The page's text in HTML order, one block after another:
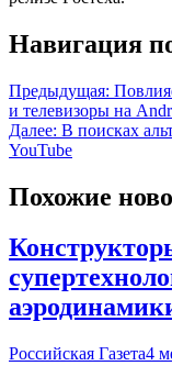
Навигация
Предыдущая:
и телевизоры на
Далее: В поисках
YouTube
Похожие
Российская Газета4